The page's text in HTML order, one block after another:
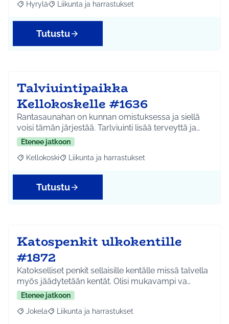
Rajaa tulokset aihepiirin mukaan: Hyrylä
Hyrylä Rajaa tulokset teeman mukaan: Liikunta ja
Liikunta ja harrastukset
Tutustu
Talviuintipaikka
Kellokoskelle #1636
Rantasaunahan on kunnan omistuksessa ja siellä
voisi tämän järjestää. Tarlviuinti lisää terveyttä ja…
Etenee jatkoon
Rajaa tulokset aihepiirin mukaan: Kellokoski
Kellokoski Rajaa tulokset teeman mukaan: Liikunta ja
Liikunta ja harrastukset
Tutustu
Katospenkit ulkokentille
#1872
Katokselliset penkit sellaisille kentälle missä talvella
myös jäädytetään kentät. Olisi mukavampi va…
Etenee jatkoon
Rajaa tulokset aihepiirin mukaan: Jokela
Jokela Rajaa tulokset teeman mukaan: Liikunta ja
Liikunta ja harrastukset